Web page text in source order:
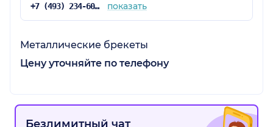
+7 (493) 234-60-46 показать
Металлические брекеты
Цену уточняйте по телефону
Безлимитный чат